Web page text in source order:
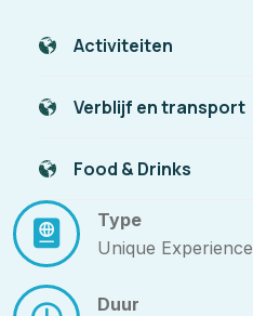
Activiteiten
Verblijf en transport
Food & Drinks
Type
Unique Experience
Duur